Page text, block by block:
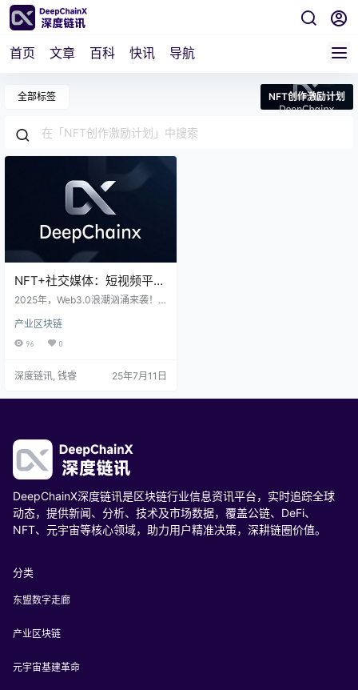
首页 文章 百科 快讯 导航
全部标签 NFT创作激励计划
NFT+社交媒体：短视频平台
如何借数字藏品激活用户创
2025年，Web3.0浪潮汹涌来袭！
利刃，推出“非同质化代币创作激励
计划”，重构内容价值分配体系。创
由流通，开启内容生态新纪元。从
去中心化到社区治理创新，该平台
0重构，为行业带来无限可能，未来
已来，你准备好了吗？
产业区块链
96 0
深度链讯, 钱睿 25年7月11日
DeepChainX深度链讯是区块链行业信息资讯平台，实时追踪全球
动态，提供新闻、分析、技术及市场数据，覆盖公链、DeFi、
NFT、元宇宙等核心领域，助力用户精准决策，深耕链圈价值。
分类
东盟数字走廊
产业区块链
元宇宙基建革命